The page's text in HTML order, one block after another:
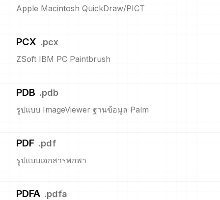
Apple Macintosh QuickDraw/PICT
PCX .pcx
ZSoft IBM PC Paintbrush
PDB .pdb
รูปแบบ ImageViewer ฐานข้อมูล Palm
PDF .pdf
รูปแบบเอกสารพกพา
PDFA .pdfa